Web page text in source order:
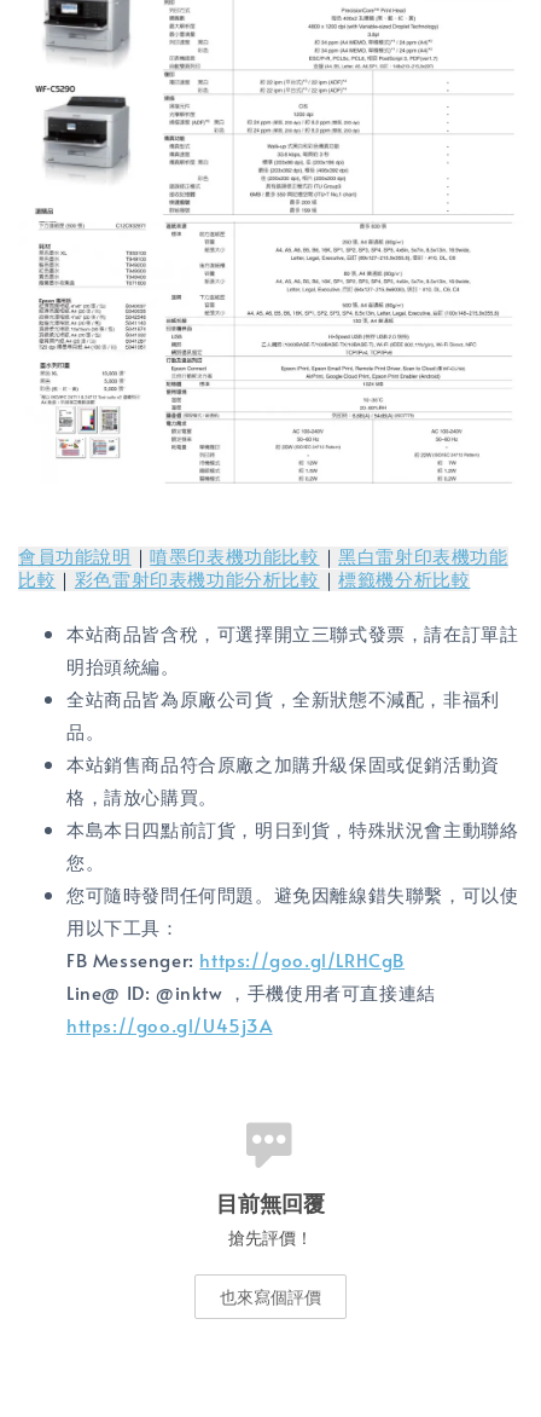
會員功能說明 ｜噴墨印表機功能比較 ｜黑白雷射印表機功能
比較 ｜ 彩色雷射印表機功能分析比較 ｜標籤機分析比較
本站商品皆含稅，可選擇開立三聯式發票，請在訂單註
明抬頭統編。
全站商品皆為原廠公司貨，全新狀態不減配，非福利
品。
本站銷售商品符合原廠之加購升級保固或促銷活動資
格，請放心購買。
本島本日四點前訂貨，明日到貨，特殊狀況會主動聯絡
您。
您可隨時發問任何問題。避免因離線錯失聯繫，可以使
用以下工具：
FB Messenger: https://goo.gl/LRHCgB
Line@ ID: @inktw ，手機使用者可直接連結
https://goo.gl/U45j3A
目前無回覆
搶先評價！
也來寫個評價